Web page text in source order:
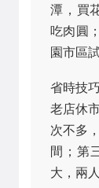
潭，買
吃肉圓
園市區
省時技
老店休
次不多
間；第
大，兩